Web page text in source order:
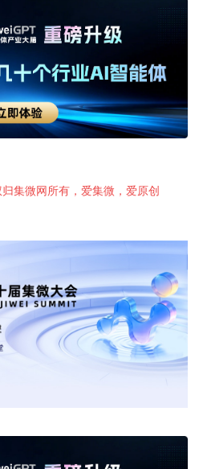
集微网所有，爱集微，爱原创